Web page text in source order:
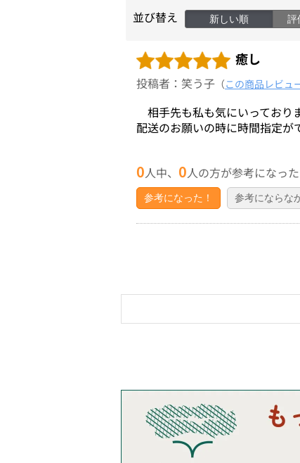
並び替え 新しい順 評
癒し
投稿者：笑う子 （この商品レビュ
相手先も私も気にいっており
配送のお願いの時に時間指定が
0人中、 0人の方が参考になった
参考になった！ 参考にならな